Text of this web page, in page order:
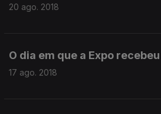
20 ago. 2018
O dia em que a Expo
17 ago. 2018